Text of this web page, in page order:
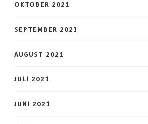
OKTOBER 2021
SEPTEMBER 2021
AUGUST 2021
JULI 2021
JUNI 2021